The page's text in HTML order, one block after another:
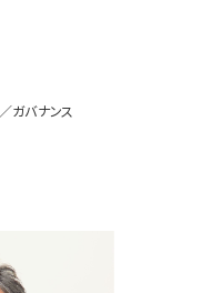
ガバナンス